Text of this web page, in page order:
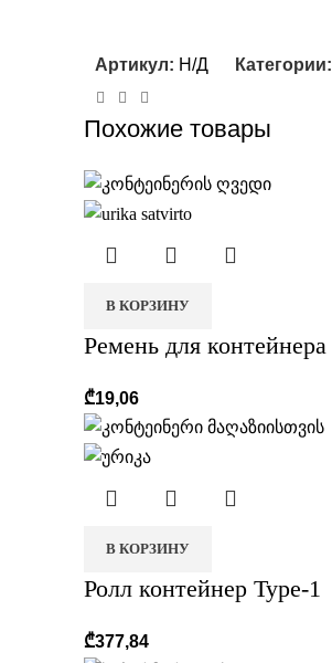
Артикул: Н/Д Категории:
Похожие товары
В КОРЗИНУ
Ремень для контейнера
₾19,06
В КОРЗИНУ
Ролл контейнер Type-1
₾377,84